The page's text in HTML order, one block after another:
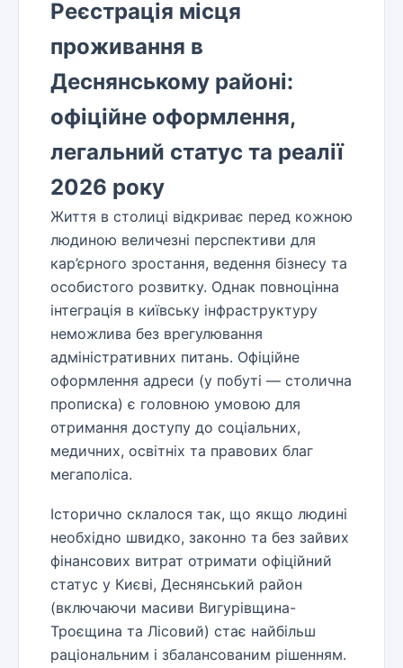
Реєстрація місця
проживання в
Деснянському районі:
офіційне оформлення,
легальний статус та реалії
2026 року
Життя в столиці відкриває перед кожною
людиною величезні перспективи для
кар’єрного зростання, ведення бізнесу та
особистого розвитку. Однак повноцінна
інтеграція в київську інфраструктуру
неможлива без врегулювання
адміністративних питань. Офіційне
оформлення адреси (у побуті — столична
прописка) є головною умовою для
отримання доступу до соціальних,
медичних, освітніх та правових благ
мегаполіса.
Історично склалося так, що якщо людині
необхідно швидко, законно та без зайвих
фінансових витрат отримати офіційний
статус у Києві, Деснянський район
(включаючи масиви Вигурівщина-
Троєщина та Лісовий) стає найбільш
раціональним і збалансованим рішенням.